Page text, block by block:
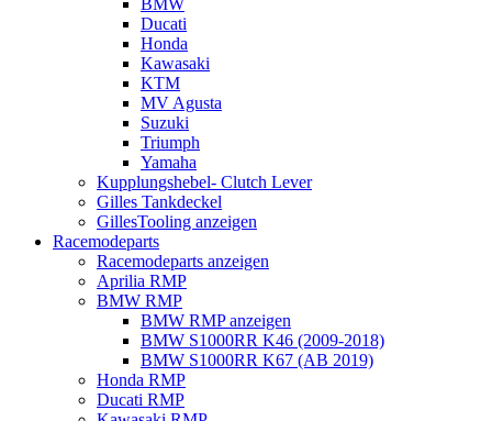
BMW
Ducati
Honda
Kawasaki
KTM
MV Agusta
Suzuki
Triumph
Yamaha
Kupplungshebel- Clutch Lever
Gilles Tankdeckel
GillesTooling anzeigen
Racemodeparts
Racemodeparts anzeigen
Aprilia RMP
BMW RMP
BMW RMP anzeigen
BMW S1000RR K46 (2009-2018)
BMW S1000RR K67 (AB 2019)
Honda RMP
Ducati RMP